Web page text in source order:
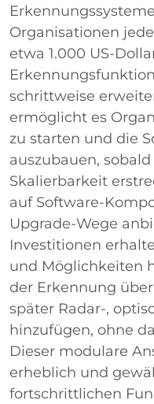
Organisationen
etwa 1.000 US-
schrittweise
ermöglicht es
zu starten und die
auszubauen,
Skalierbarkeit
auf Software-
Upgrade-Wege
Investitionen
und Möglichkeiten
der Erkennung
später Radar-,
hinzufügen, ohne
Dieser modulare
erheblich und
fortschrittlichen